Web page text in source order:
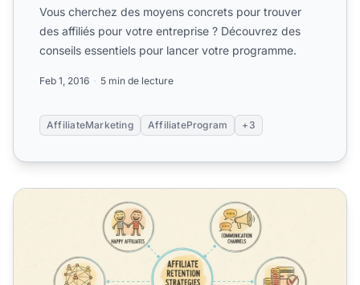
Vous cherchez des moyens concrets pour trouver
des affiliés pour votre entreprise ? Découvrez des
conseils essentiels pour lancer votre programme.
Feb 1, 2016 5 min de lecture
AffiliateMarketing AffiliateProgram +3
Comment garder les affiliés heureux et motivés